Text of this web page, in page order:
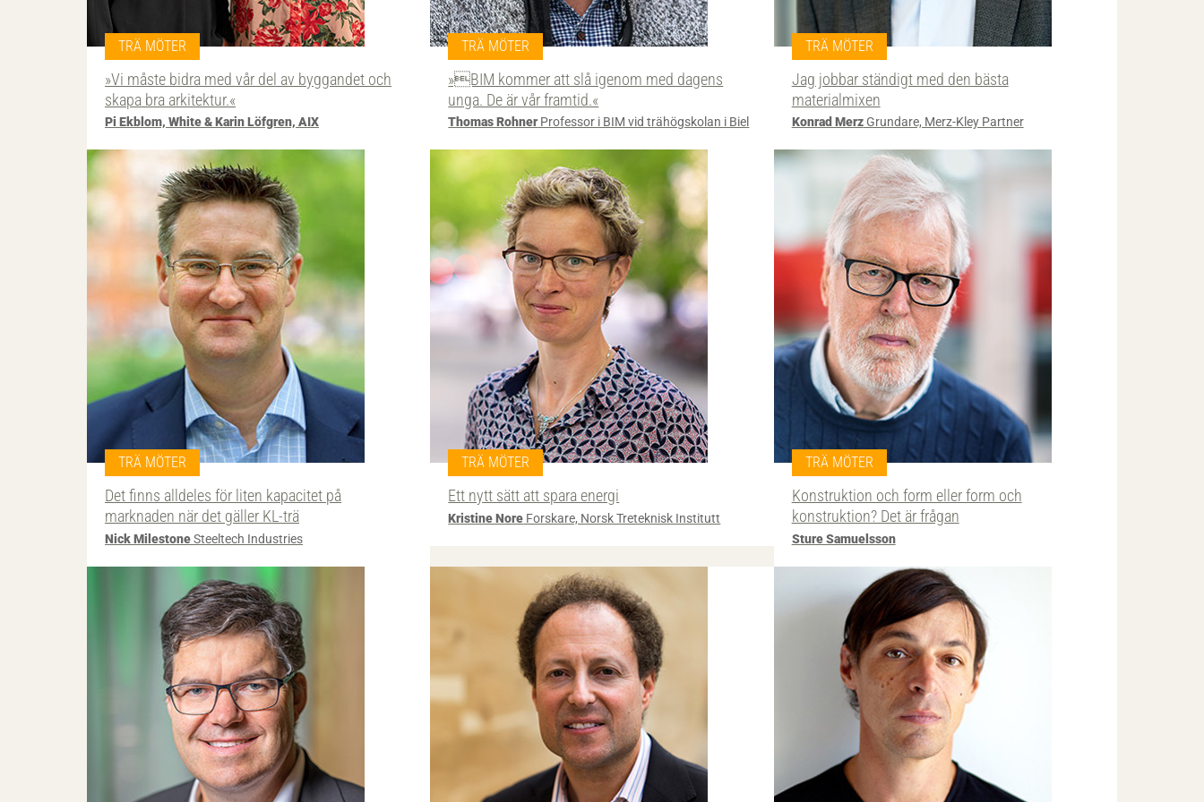
TRÄ MÖTER
»Vi måste bidra med vår del av byggandet och
skapa bra arkitektur.«
Pi Ekblom, White & Karin Löfgren, AIX
TRÄ MÖTER
»BIM kommer att slå igenom med dagens
unga. De är vår framtid.«
Thomas Rohner Professor i BIM vid trähögskolan i Biel
TRÄ MÖTER
Jag jobbar ständigt med den bästa
materialmixen
Konrad MerzGrundare, Merz-Kley Partner
TRÄ MÖTER
Det finns alldeles för liten kapacitet på
marknaden när det gäller KL-trä
Nick MilestoneSteeltech Industries
TRÄ MÖTER
Ett nytt sätt att spara energi
Kristine Nore Forskare, Norsk Treteknisk Institutt
TRÄ MÖTER
Konstruktion och form eller form och
konstruktion? Det är frågan
Sture Samuelsson